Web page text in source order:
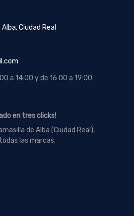
Ciudad Real
a 14:00 y de 16:00 a 19:00
en tres clicks!
de Alba (Ciudad Real),
las marcas.